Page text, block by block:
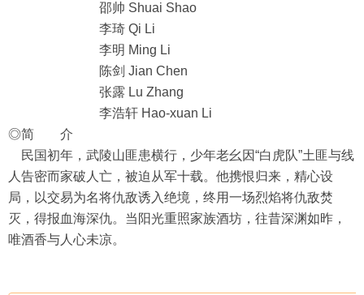
邵帅 Shuai Shao
李琦 Qi Li
李明 Ming Li
陈剑 Jian Chen
张露 Lu Zhang
李浩轩 Hao-xuan Li
◎简 介
民国初年，武陵山匪患横行，少年老幺因“白虎队”土匪与线
人告密而家破人亡，被迫从军十载。他携恨归来，精心设
局，以交易为名将仇敌诱入绝境，终用一场烈焰将仇敌焚
灭，得报血海深仇。当阳光重照家族酒坊，往昔深渊如昨，
唯酒香与人心未凉。